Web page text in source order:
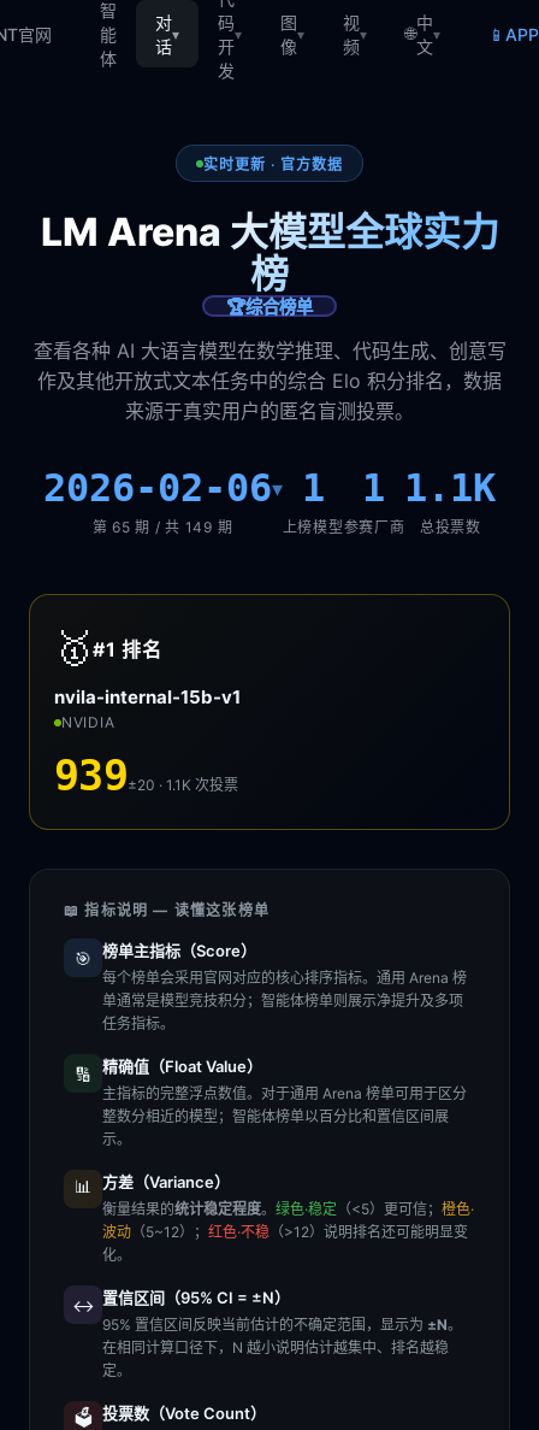
官网
智
能
体
对
话
▾
码
开
发
▾
图
像
▾
视
频
▾ 🌐
中
文
▾ 📱
实时更新 · 官方数据
LM Arena 大模型全球实力
榜
🏆综合榜单
查看各种 AI 大语言模型在数学推理、代码生成、创意写
作及其他开放式文本任务中的综合 Elo 积分排名，数据
来源于真实用户的匿名盲测投票。
2026-02-06▾
第 65 期 / 共 149 期
1
上榜模型
1
参赛厂商
1.1K
总投票数
🥇 #1排名
nvila-internal-15b-v1
NVIDIA
939±20 · 1.1K 次投票
📖 指标说明 — 读懂这张榜单
🎯 榜单主指标（Score）
每个榜单会采用官网对应的核心排序指标。通用 Arena 榜
单通常是模型竞技积分；智能体榜单则展示净提升及多项
任务指标。
🔢 精确值（Float Value）
主指标的完整浮点数值。对于通用 Arena 榜单可用于区分
整数分相近的模型；智能体榜单以百分比和置信区间展
示。
📊 方差（Variance）
衡量结果的统计稳定程度。 绿色·稳定 （<5）更可信； 橙色·
波动 （5~12）； 红色·不稳 （>12）说明排名还可能明显变
化。
↔️ 置信区间（95% CI = ±N）
95% 置信区间反映当前估计的不确定范围，显示为 ±N。
在相同计算口径下，N 越小说明估计越集中、排名越稳
定。
🗳️ 投票数（Vote Count）